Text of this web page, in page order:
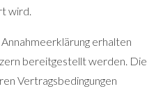
wird.
erhalten
bereitgestellt werden. Die
Vertragsbedingungen